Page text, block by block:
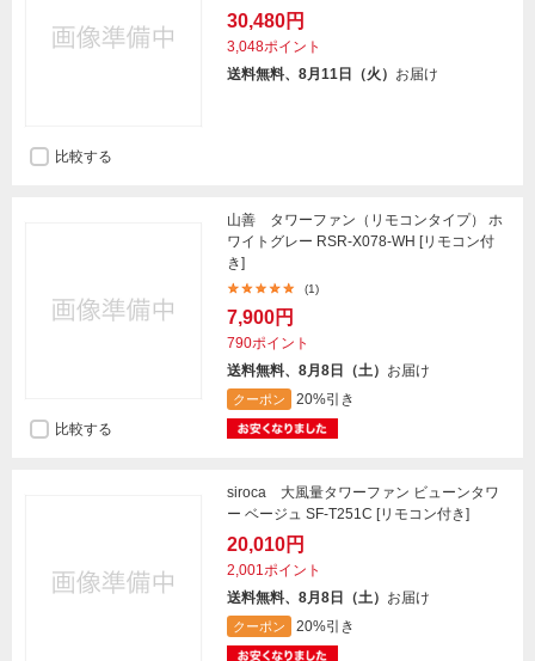
30,480円
3,048ポイント
送料無料、8月11日（火） お届け
比較する
山善 タワーファン（リモコンタイプ） ホ
ワイトグレー RSR-X078-WH [リモコン付
き]
(1)
7,900円
790ポイント
送料無料、8月8日（土） お届け
クーポン
20%引き
比較する
siroca 大風量タワーファン ビューンタワ
ー ベージュ SF-T251C [リモコン付き]
20,010円
2,001ポイント
送料無料、8月8日（土） お届け
クーポン 20%引き